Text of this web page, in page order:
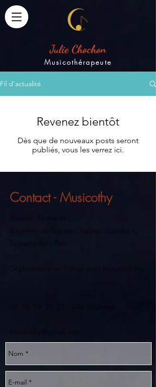
Julie Chochon
Musicothérapeute
Fil d'actualité
Revenez bientôt
Dès que de nouveaux posts seront
publiés, vous les verrez ici.
Contact - Musicothy
Hautes - Pyrénées
Bagnères-de-Bigorre - Tarbes - Lourdes -
Lannemezan - Pau
Déplacement en France pour formation Pro
06 16 98 21 51
​Musicothy@gmail.com